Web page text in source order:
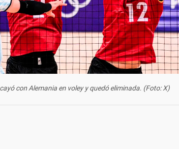
con Alemania en voley y quedó eliminada. (Foto: X)